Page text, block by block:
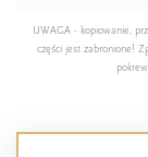
UWAGA - kopiowanie,
części jest zabronione!